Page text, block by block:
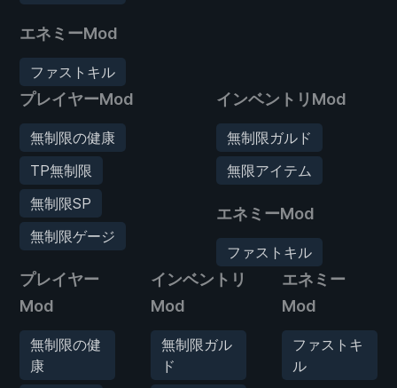
エネミーMod
ファストキル
プレイヤーMod
無制限の健康
TP無制限
無制限SP
無制限ゲージ
インベントリMod
無制限ガルド
無限アイテム
エネミーMod
ファストキル
プレイヤー
Mod
無制限の健
康
インベントリ
Mod
無制限ガル
ド
エネミー
Mod
ファストキ
ル